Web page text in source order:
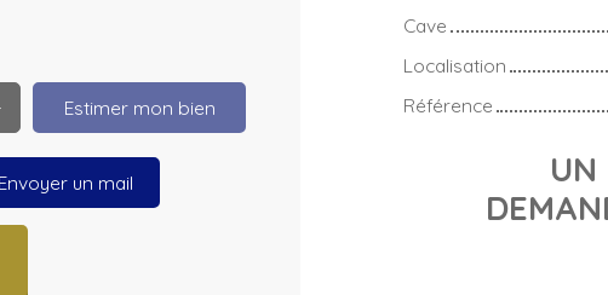
Estimer mon bien
Envoyer un mail
Cave
Localisation
Référence
UN